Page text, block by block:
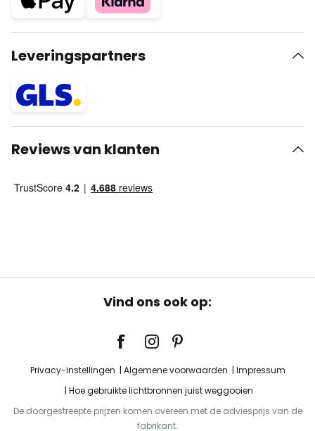
Leveringspartners
Reviews van klanten
Vind ons ook op:
Privacy-instellingen Algemene voorwaarden
Impressum
Hoe gebruikte lichtbronnen juist weggooien
De doorgestreepte prijzen komen overeen met de adviesprijs van de
fabrikant.